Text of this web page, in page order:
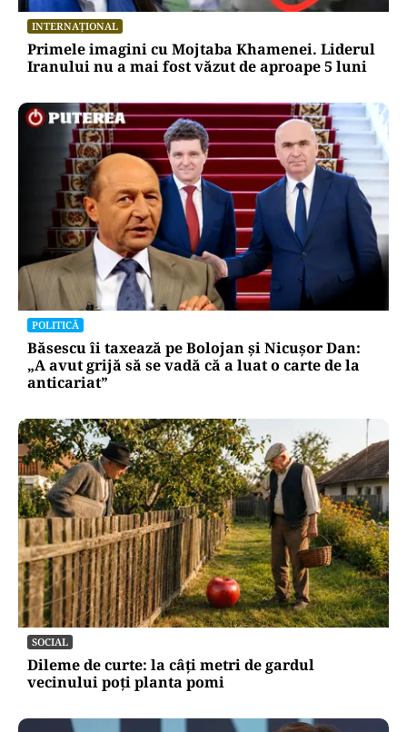
INTERNAȚIONAL
Primele imagini cu Mojtaba Khamenei. Liderul
Iranului nu a mai fost văzut de aproape 5 luni
POLITICĂ
Băsescu îi taxează pe Bolojan și Nicușor Dan:
„A avut grijă să se vadă că a luat o carte de la
anticariat”
SOCIAL
Dileme de curte: la câți metri de gardul
vecinului poți planta pomi